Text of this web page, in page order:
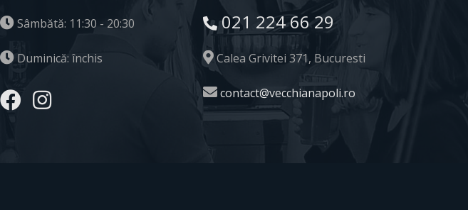
Sâmbătă: 11:30 - 20:30
Duminică: închis
021 224 66 29
Calea Grivitei 371, Bucuresti
contact@vecchianapoli.ro